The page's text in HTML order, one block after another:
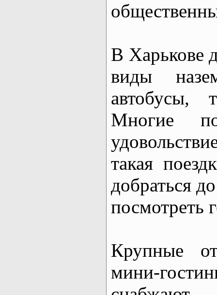
В Харькове
виды
автобусы,
Многие
такая
добраться
посмотреть
Крупные
мини-